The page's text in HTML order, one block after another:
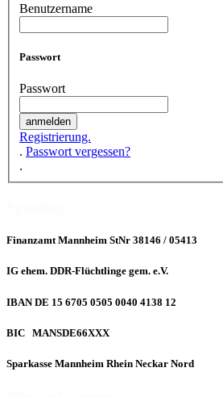
Benutzername
Passwort
Passwort
Registrierung.
. Passwort vergessen?
.
Finanzamt Mannheim StNr 38146 / 05413
IG ehem. DDR-Flüchtlinge gem. e.V.
IBAN DE 15 6705 0505 0040 4138 12
BIC MANSDE66XXX
Sparkasse Mannheim Rhein Neckar Nord